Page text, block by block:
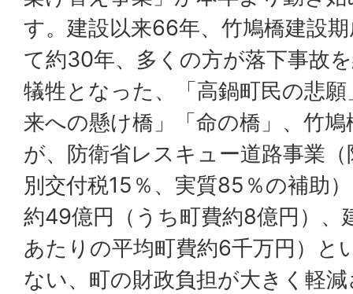
す。建設以来66年、竹鳩橋建設
て約30年、多くの方が落下事故
犠牲となった、「高鍋町民の悲
来への懸け橋」「命の橋」、竹
が、防衛省レスキュー道路事業
別交付税15％、実質85％の補助
約49億円（うち町費約8億円）、
あたりの平均町費約6千万円）と
ない、町の財政負担が大きく軽